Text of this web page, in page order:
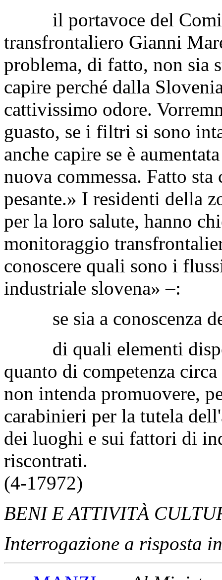
le esalazioni emesse
di fusione, investono,
situato a nord-est della
il portavoce del
transfrontaliero Gianni
problema, di fatto, non sia
capire perché dalla
cattivissimo odore.
guasto, se i filtri si sono
anche capire se è
nuova commessa. Fatto
pesante.» I residenti della
per la loro salute, hanno
monitoraggio
industriale slovena» –:
se sia a conoscenza dei
di quali elementi
quanto di competenza
non intenda promuovere,
carabinieri per la tutela
dei luoghi e sui fattori di
(4-17972)